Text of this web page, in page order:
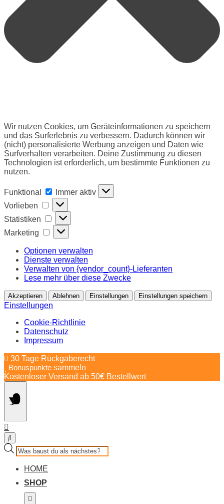
Wir nutzen Cookies, um Geräteinformationen zu speichern
und das Surferlebnis zu verbessern. Dadurch können wir
(nicht) personalisierte Werbung anzeigen und Daten wie
Surfverhalten verarbeiten. Deine Zustimmung zu diesen
Technologien ist erforderlich, um bestimmte Funktionen zu
nutzen.
Funktional Funktional
Immer aktiv
Vorlieben
Vorlieben
Statistiken Statistiken
Marketing Marketing
Optionen verwalten
Dienste verwalten
Verwalten von {vendor_count}-Lieferanten
Lese mehr über diese Zwecke
Akzeptieren Ablehnen Einstellungen Einstellungen speichern
Einstellungen
Cookie-Richtlinie
Datenschutz
Impressum
Springe
zum
Inhalt
30 Tage Rückgaberecht
Bonuspunkte sammeln
Kostenloser Versand ab 50€ Bestellwert
Products
search
HOME
SHOP